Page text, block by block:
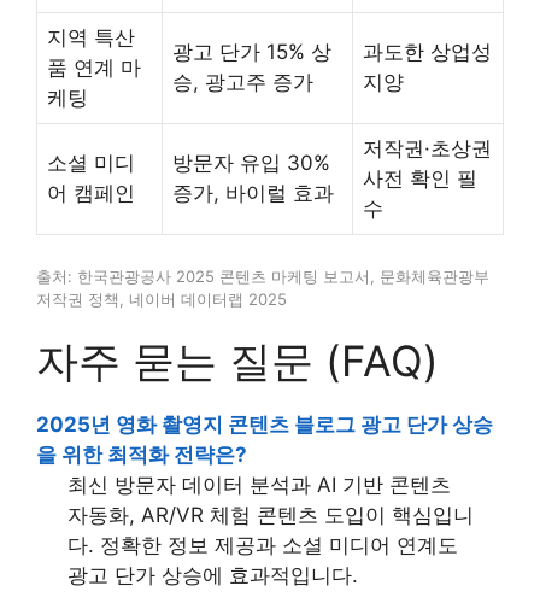
지역 특산
품 연계 마
케팅
광고 단가 15% 상
승, 광고주 증가
과도한 상업성
지양
소셜 미디
어 캠페인
방문자 유입 30%
증가, 바이럴 효과
저작권·초상권
사전 확인 필
수
출처: 한국관광공사 2025 콘텐츠 마케팅 보고서, 문화체육관광부
저작권 정책, 네이버 데이터랩 2025
자주 묻는 질문 (FAQ)
2025년 영화 촬영지 콘텐츠 블로그 광고 단가 상승
을 위한 최적화 전략은?
최신 방문자 데이터 분석과 AI 기반 콘텐츠
자동화, AR/VR 체험 콘텐츠 도입이 핵심입니
다. 정확한 정보 제공과 소셜 미디어 연계도
광고 단가 상승에 효과적입니다.